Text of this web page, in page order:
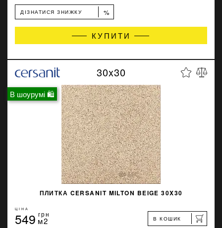
ДІЗНАТИСЯ ЗНИЖКУ %
КУПИТИ
В шоурумі 🛍
30x30
ПЛИТКА CERSANIT MILTON BEIGE 30X30
ЦІНА
549 грн
м2 В КОШИК